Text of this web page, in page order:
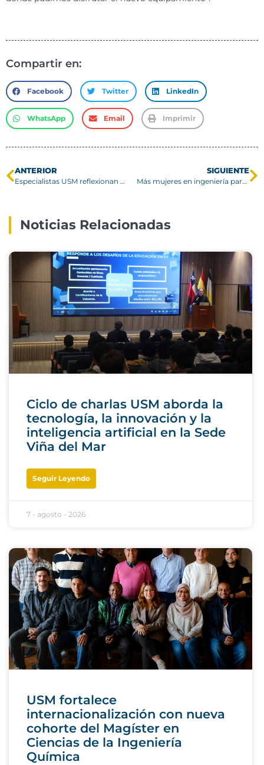
Compartir en:
Facebook Twitter LinkedIn
WhatsApp Email Imprimir
ANTERIOR
Especialistas USM reflexionan sobre el aporte de la ciencia y la innovación a la sostenibilidad
SIGUIENTE
Más mujeres en ingeniería para el futuro de Chile
Noticias Relacionadas
Ciclo de charlas USM aborda la
tecnología, la innovación y la
inteligencia artificial en la Sede
Viña del Mar
Seguir Leyendo
7 - agosto - 2026
USM fortalece
internacionalización con nueva
cohorte del Magíster en
Ciencias de la Ingeniería
Química